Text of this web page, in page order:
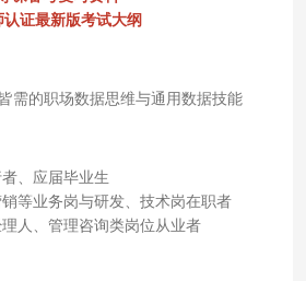
证最新版考试大纲
需的职场数据思维与通用数据技能
、应届毕业生
等业务岗与研发、技术岗在职者
人、管理咨询类岗位从业者